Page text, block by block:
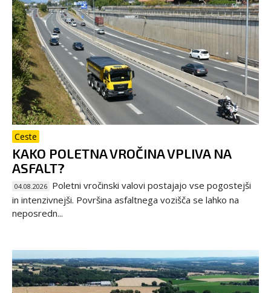
Ceste
KAKO POLETNA VROČINA VPLIVA NA
ASFALT?
04.08.2026 Poletni vročinski valovi postajajo vse pogostejši
in intenzivnejši. Površina asfaltnega vozišča se lahko na
neposredn...